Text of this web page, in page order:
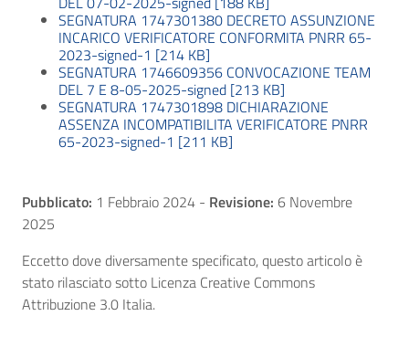
SEGNATURA 1747301380 DECRETO ASSUNZIONE
INCARICO VERIFICATORE CONFORMITA PNRR 65-
2023-signed-1 [214 KB]
SEGNATURA 1746609356 CONVOCAZIONE TEAM
DEL 7 E 8-05-2025-signed [213 KB]
SEGNATURA 1747301898 DICHIARAZIONE
ASSENZA INCOMPATIBILITA VERIFICATORE PNRR
65-2023-signed-1 [211 KB]
Pubblicato: 1 Febbraio 2024 - Revisione: 6 Novembre
2025
Eccetto dove diversamente specificato, questo articolo è
stato rilasciato sotto Licenza Creative Commons
Attribuzione 3.0 Italia.